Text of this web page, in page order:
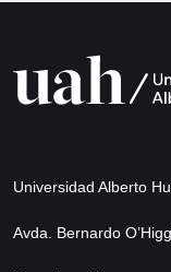
Universidad Alberto
Avda. Bernardo